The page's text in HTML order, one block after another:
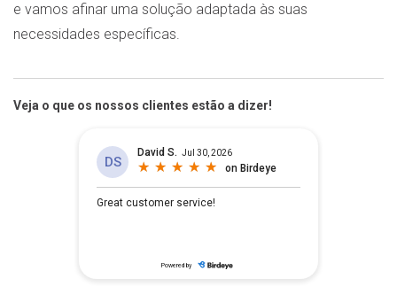
e vamos afinar uma solução adaptada às suas
necessidades específicas.
Veja o que os nossos clientes estão a dizer!